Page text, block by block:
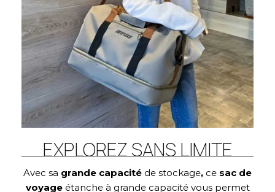
EXPLOREZ SANS LIMITE
Avec sa grande capacité de stockage, ce sac de
voyage étanche à grande capacité vous permet